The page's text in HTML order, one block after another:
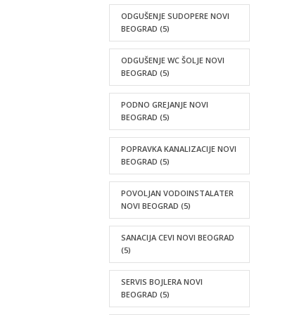
ODGUŠENJE SUDOPERE NOVI
BEOGRAD (5)
ODGUŠENJE WC ŠOLJE NOVI
BEOGRAD (5)
PODNO GREJANJE NOVI
BEOGRAD (5)
POPRAVKA KANALIZACIJE NOVI
BEOGRAD (5)
POVOLJAN VODOINSTALATER
NOVI BEOGRAD (5)
SANACIJA CEVI NOVI BEOGRAD
(5)
SERVIS BOJLERA NOVI
BEOGRAD (5)